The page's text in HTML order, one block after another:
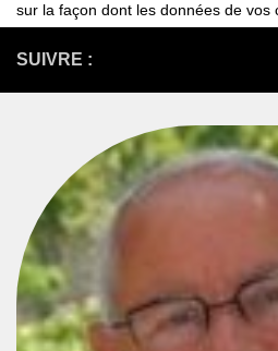
sur la façon dont les données de vos
SUIVRE :